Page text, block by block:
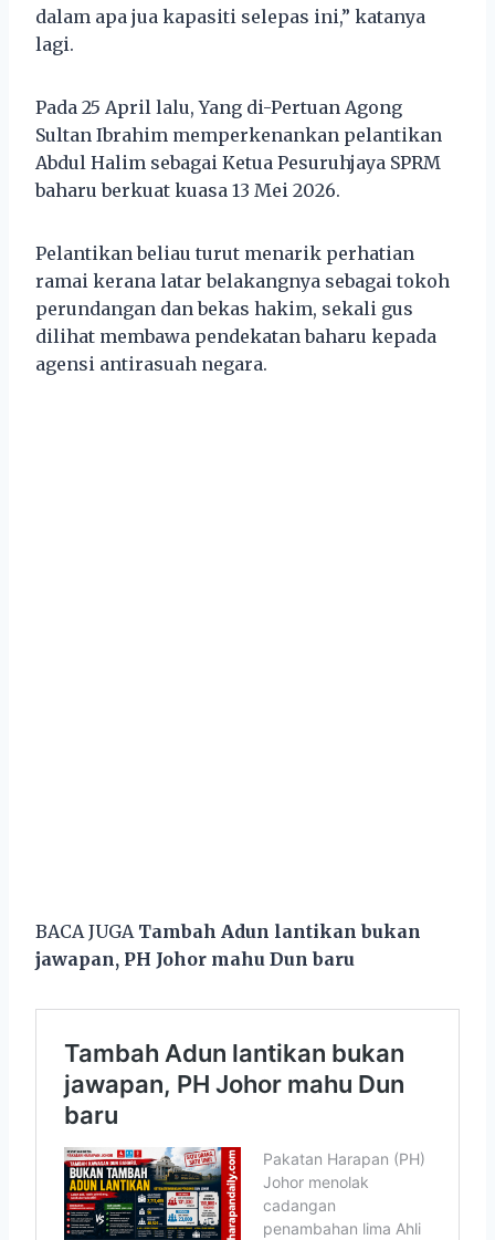
dalam apa jua kapasiti selepas ini,” katanya
lagi.
Pada 25 April lalu, Yang di-Pertuan Agong
Sultan Ibrahim memperkenankan pelantikan
Abdul Halim sebagai Ketua Pesuruhjaya SPRM
baharu berkuat kuasa 13 Mei 2026.
Pelantikan beliau turut menarik perhatian
ramai kerana latar belakangnya sebagai tokoh
perundangan dan bekas hakim, sekali gus
dilihat membawa pendekatan baharu kepada
agensi antirasuah negara.
BACA JUGA Tambah Adun lantikan bukan
jawapan, PH Johor mahu Dun baru